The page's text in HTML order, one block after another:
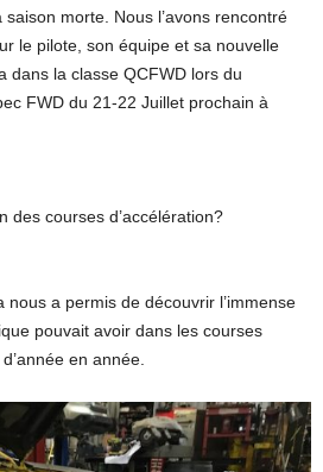
morte. Nous l’avons rencontré
le pilote, son équipe et sa nouvelle
dans la classe QCFWD lors du
FWD du 21-22 Juillet prochain à
des courses d’accélération?
nous a permis de découvrir l’immense
pouvait avoir dans les courses
en année.